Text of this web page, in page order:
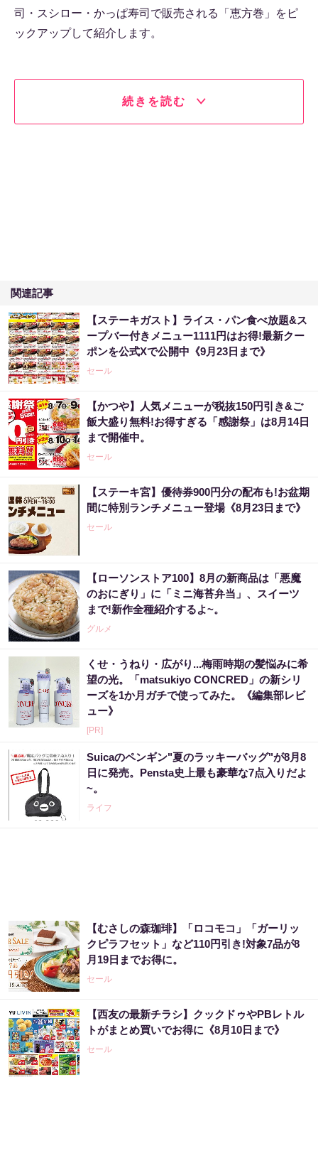
司・スシロー・かっぱ寿司で販売される「恵方巻」をピ
ックアップして紹介します。
続きを読む
関連記事
【ステーキガスト】ライス・パン食べ放題&ス
ープバー付きメニュー1111円はお得!最新クー
ポンを公式Xで公開中《9月23日まで》
セール
【かつや】人気メニューが税抜150円引き&ご
飯大盛り無料!お得すぎる「感謝祭」は8月14日
まで開催中。
セール
【ステーキ宮】優待券900円分の配布も!お盆期
間に特別ランチメニュー登場《8月23日まで》
セール
【ローソンストア100】8月の新商品は「悪魔
のおにぎり」に「ミニ海苔弁当」、スイーツ
まで!新作全種紹介するよ~。
グルメ
くせ・うねり・広がり...梅雨時期の髪悩みに希
望の光。「matsukiyo CONCRED」の新シリ
ーズを1か月ガチで使ってみた。《編集部レビ
ュー》
[PR]
Suicaのペンギン"夏のラッキーバッグ"が8月8
日に発売。Pensta史上最も豪華な7点入りだよ
~。
ライフ
【むさしの森珈琲】「ロコモコ」「ガーリッ
クピラフセット」など110円引き!対象7品が8
月19日までお得に。
セール
【西友の最新チラシ】クックドゥやPBレトル
トがまとめ買いでお得に《8月10日まで》
セール